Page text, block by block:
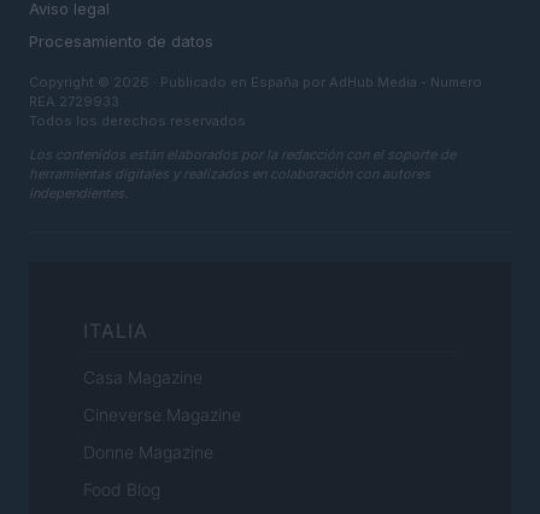
Aviso legal
Procesamiento de datos
Copyright © 2026 · Publicado en España por AdHub Media - Numero
REA 2729933
Todos los derechos reservados
Los contenidos están elaborados por la redacción con el soporte de
herramientas digitales y realizados en colaboración con autores
independientes.
ITALIA
Casa Magazine
Cineverse Magazine
Donne Magazine
Food Blog